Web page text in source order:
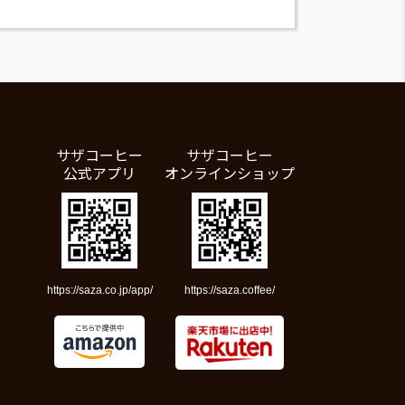
サザコーヒー
公式アプリ
https://saza.co.jp/app/
サザコーヒー
オンラインショップ
https://saza.coffee/